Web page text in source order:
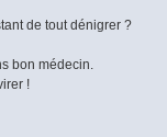
de tout dénigrer ?
bon médecin.
!